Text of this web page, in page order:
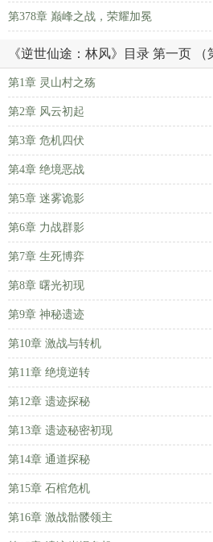
第378章 巅峰之战，荣耀加冕
《逆世仙途：林风》目录 第一页 （
第1章 灵山村之殇
第2章 风云初起
第3章 危机四伏
第4章 绝境恶战
第5章 迷雾诡影
第6章 力战群影
第7章 生死博弈
第8章 曙光初现
第9章 神秘遗迹
第10章 激战与转机
第11章 绝境逆转
第12章 遗迹探秘
第13章 遗迹秘密初现
第14章 通道探秘
第15章 石棺危机
第16章 激战骷髅领主